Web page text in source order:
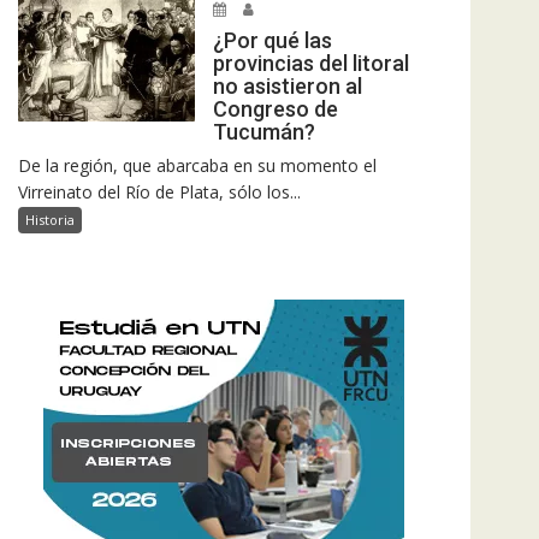
¿Por qué las
provincias del litoral
no asistieron al
Congreso de
Tucumán?
De la región, que abarcaba en su momento el
Virreinato del Río de Plata, sólo los...
Historia